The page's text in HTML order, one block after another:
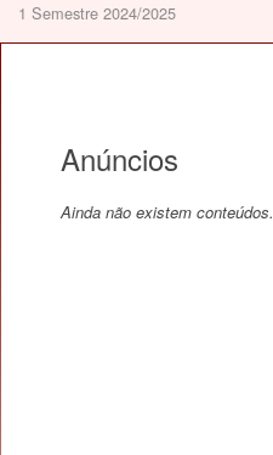
1 Semestre 2024/2025
Anúncios
Ainda não existem conteúdos.